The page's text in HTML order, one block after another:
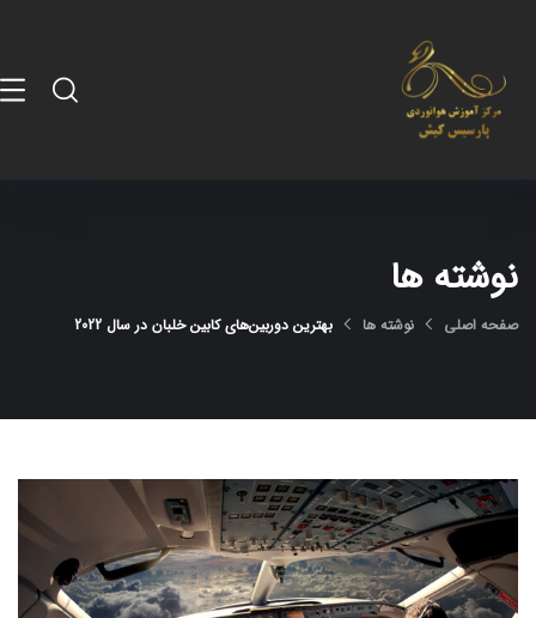
نوشته ها
صفحه اصلی نوشته ها بهترین دوربین‌های کابین خلبان در سال 2022